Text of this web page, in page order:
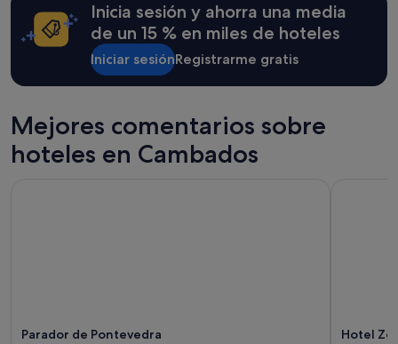
Inicia sesión y ahorra una media
de un 15 % en miles de hoteles
Iniciar sesiónRegistrarme gratis
Mejores comentarios sobre
hoteles en Cambados
Parador de Pontevedra Hotel